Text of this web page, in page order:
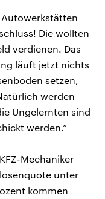
Autowerkstätten
Die wollten
verdienen. Das
läuft jetzt nichts
setzen,
werden
Ungelernten sind
werden.“
Mechaniker
unter
kommen